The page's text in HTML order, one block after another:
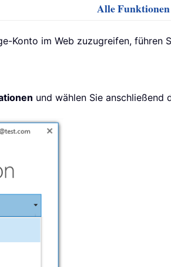
Alle
Konto im Web zuzugreifen, führen
und wählen Sie anschließend